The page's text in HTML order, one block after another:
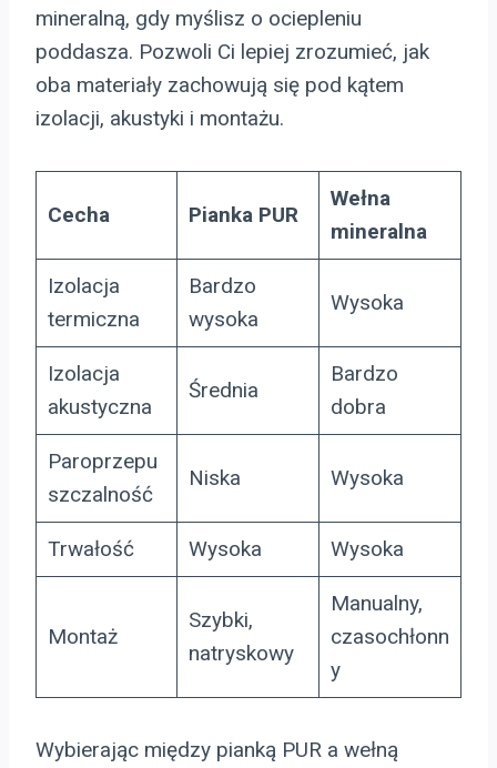
mineralną, gdy myślisz o ociepleniu
poddasza. Pozwoli Ci lepiej zrozumieć, jak
oba materiały zachowują się pod kątem
izolacji, akustyki i montażu.
Cecha Pianka PUR
Wełna
mineralna
Izolacja
termiczna
Bardzo
wysoka
Wysoka
Izolacja
akustyczna
Średnia
Bardzo
dobra
Paroprzepu
szczalność
Niska Wysoka
Trwałość Wysoka Wysoka
Montaż
Szybki,
natryskowy
Manualny,
czasochłonn
y
Wybierając między pianką PUR a wełną